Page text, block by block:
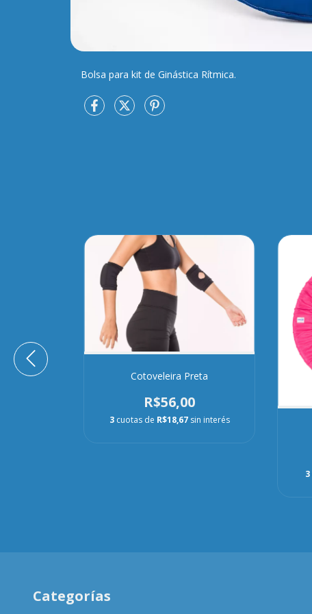
Bolsa para kit de Ginástica Rítmica.
Cotoveleira Preta
R$56,00
3 cuotas de R$18,67 sin interés
3
Categorías